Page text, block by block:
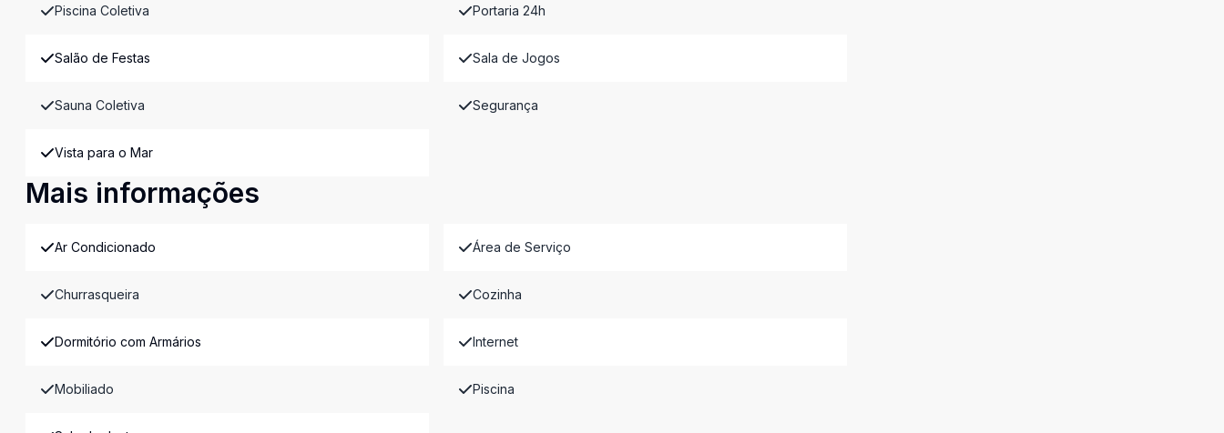
Piscina Coletiva Portaria 24h
Salão de Festas Sala de Jogos
Sauna Coletiva Segurança
Vista para o Mar
Mais informações
Ar Condicionado Área de Serviço
Churrasqueira Cozinha
Dormitório com Armários Internet
Mobiliado Piscina